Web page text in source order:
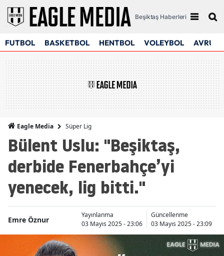
Beşiktaş Haberleri
FUTBOL BASKETBOL HENTBOL VOLEYBOL
Eagle Media Süper Lig
Bülent Uslu: "Beşiktaş,
derbide Fenerbahçe’yi
yenecek, lig bitti."
Emre Öznur
Yayınlanma
03 Mayıs 2025 - 23:06
Güncellenme
03 Mayıs 2025 - 23:09